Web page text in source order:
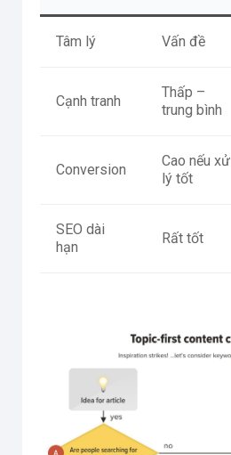
Tâm lý Vấn đề
Cạnh tranh
Thấp –
trung bình
Conversion
Cao nếu xử
lý tốt
SEO dài
hạn
Rất tốt